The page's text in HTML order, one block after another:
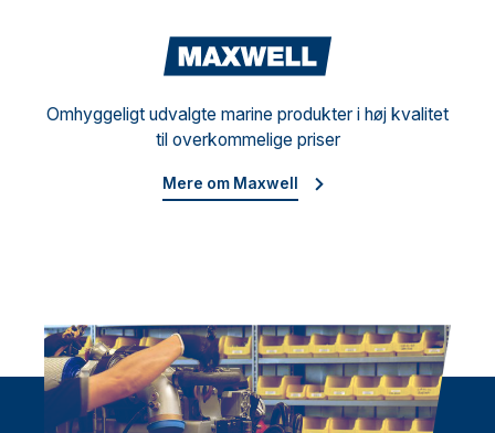
Omhyggeligt udvalgte marine produkter i høj kvalitet
til overkommelige priser
Mere om Maxwell